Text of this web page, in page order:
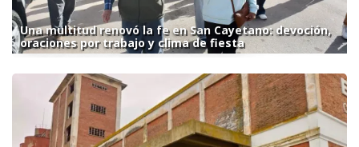
Una multitud renovó la fe en San Cayetano: devoción,
oraciones por trabajo y clima de fiesta